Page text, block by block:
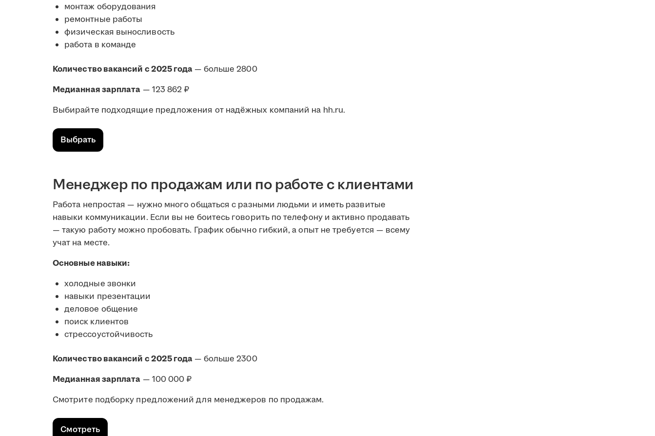
монтаж оборудования
ремонтные работы
физическая выносливость
работа в команде
Количество вакансий с 2025 года — больше 2800
Медианная зарплата — 123 862 ₽
Выбирайте подходящие предложения от надёжных компаний на hh.ru.
Выбрать
Менеджер по продажам или по работе с клиентами
Работа непростая — нужно много общаться с разными людьми и иметь развитые
навыки коммуникации. Если вы не боитесь говорить по телефону и активно продавать
— такую работу можно пробовать. График обычно гибкий, а опыт не требуется — всему
учат на месте.
Основные навыки:
холодные звонки
навыки презентации
деловое общение
поиск клиентов
стрессоустойчивость
Количество вакансий с 2025 года — больше 2300
Медианная зарплата — 100 000 ₽
Смотрите подборку предложений для менеджеров по продажам.
Смотреть